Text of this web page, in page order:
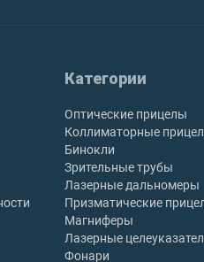
Категории
Оптические прицелы
Коллиматорные
Бинокли
Зрительные трубы
Лазерные дальномеры
Призматические
Магниферы
Лазерные
Фонари